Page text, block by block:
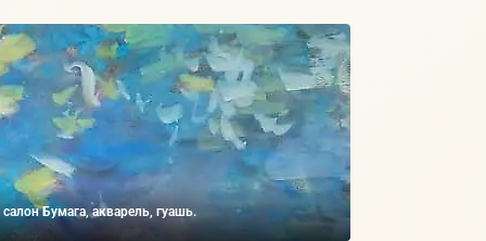
Бумага, акварель, гуашь.